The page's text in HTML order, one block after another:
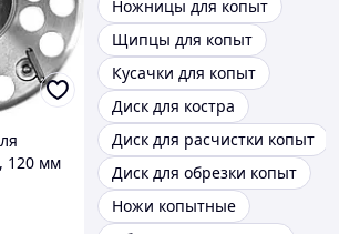
120 мм
Ножницы для копыт
Щипцы для копыт
Кусачки для копыт
Диск для костра
Диск для расчистки копыт
Диск для обрезки копыт
Ножи копытные